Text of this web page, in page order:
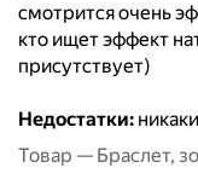
смотрится очень
кто ищет эффект
присутствует)
Недостатки:
Товар — Браслет,